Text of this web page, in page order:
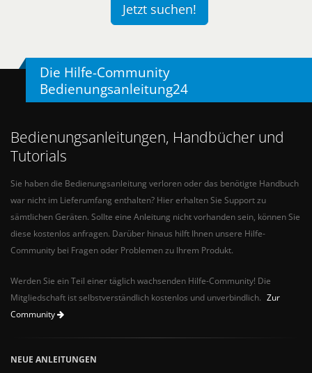
Jetzt suchen!
Die Hilfe-Community
Bedienungsanleitung24
Bedienungsanleitungen, Handbücher und
Tutorials
Sie haben die Bedienungsanleitung verloren oder das benötigte Handbuch
war nicht im Lieferumfang enthalten? Hier erhalten Sie Support zu
sämtlichen Geräten. Sollte eine Anleitung nicht vorhanden sein, können Sie
diese kostenlos anfragen. Darüber hinaus hilft Ihnen unsere Hilfe-
Community bei Fragen oder Problemen zu Ihrem Produkt.
Werden Sie ein Teil einer täglich wachsenden Hilfe-Community! Die
Mitgliedschaft ist selbstverständlich kostenlos und unverbindlich. Zur
Community
NEUE ANLEITUNGEN